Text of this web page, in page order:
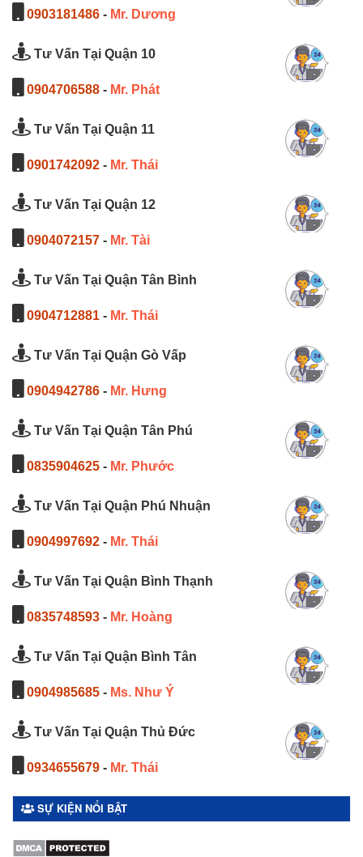
0903181486 - Mr. Dương
Tư Vấn Tại Quận 10
0904706588 - Mr. Phát
Tư Vấn Tại Quận 11
0901742092 - Mr. Thái
Tư Vấn Tại Quận 12
0904072157 - Mr. Tài
Tư Vấn Tại Quận Tân Bình
0904712881 - Mr. Thái
Tư Vấn Tại Quận Gò Vấp
0904942786 - Mr. Hưng
Tư Vấn Tại Quận Tân Phú
0835904625 - Mr. Phước
Tư Vấn Tại Quận Phú Nhuận
0904997692 - Mr. Thái
Tư Vấn Tại Quận Bình Thạnh
0835748593 - Mr. Hoàng
Tư Vấn Tại Quận Bình Tân
0904985685 - Ms. Như Ý
Tư Vấn Tại Quận Thủ Đức
0934655679 - Mr. Thái
SỰ KIỆN NỔI BẬT